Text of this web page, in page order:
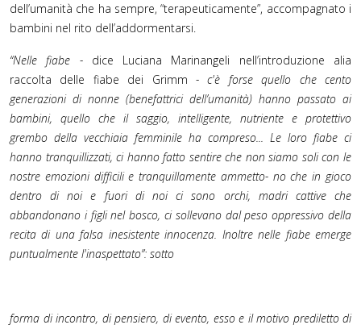
dell’umanità che ha sempre, “terapeuticamente”, accompagnato i
bambini nel rito dell’addormentarsi.
“Nelle fiabe - dice Luciana Marinangeli nell’introduzione alia
raccolta delle fiabe dei Grimm - c'è forse quello che cento
generazioni di nonne (benefattrici dell’umanità) hanno passato ai
bambini, quello che il saggio, intelligente, nutriente e protettivo
grembo della vecchiaia femminile ha compreso... Le loro fiabe ci
hanno tranquillizzati, ci hanno fatto sentire che non siamo soli con le
nostre emozioni difficili e tranquillamente ammetto- no che in gioco
dentro di noi e fuori di noi ci sono orchi, madri cattive che
abbandonano i figli nel bosco, ci sollevano dal peso oppressivo della
recita di una falsa inesistente innocenza. Inoltre nelle fiabe emerge
puntualmente l'inaspettato”: sotto
forma di incontro, di pensiero, di evento, esso e il motivo prediletto di